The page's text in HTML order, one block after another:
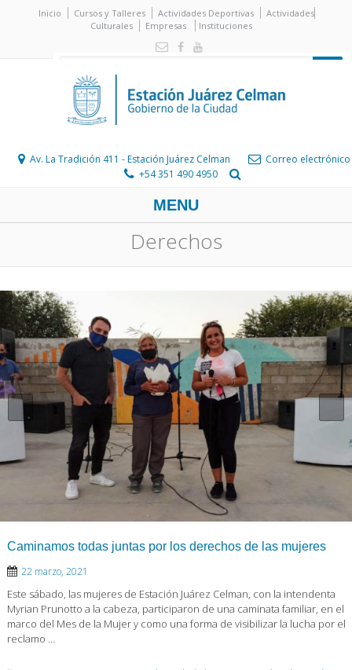
Inicio Cursos y Talleres Actividades Deportivas
Actividades
Culturales
Empresas Instituciones
Av. La Tradición 411 - Estación Juárez Celman
Correo electrónico
+54 351 490 4950
MENU
Derechos
Caminamos todas juntas por los derechos de las mujeres
22 marzo, 2021
Este sábado, las mujeres de Estación Juárez Celman, con la intendenta
Myrian Prunotto a la cabeza, participaron de una caminata familiar, en el
marco del Mes de la Mujer y como una forma de visibilizar la lucha por el
reclamo …